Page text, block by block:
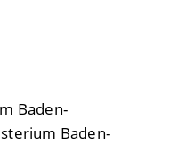
Baden-
Baden-